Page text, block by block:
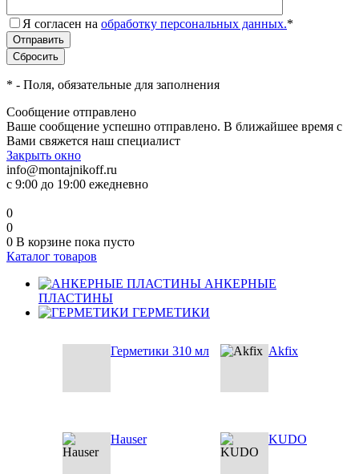
Я согласен на обработку персональных данных.*
* - Поля, обязательные для заполнения
Сообщение отправлено
Ваше сообщение успешно отправлено. В ближайшее время с
Вами свяжется наш специалист
Закрыть окно
info@montajnikoff.ru
с 9:00 до 19:00 ежедневно
0
0
0 В корзине пока пусто
Каталог товаров
АНКЕРНЫЕ
ПЛАСТИНЫ
ГЕРМЕТИКИ
Герметики 310 мл Akfix
Hauser KUDO